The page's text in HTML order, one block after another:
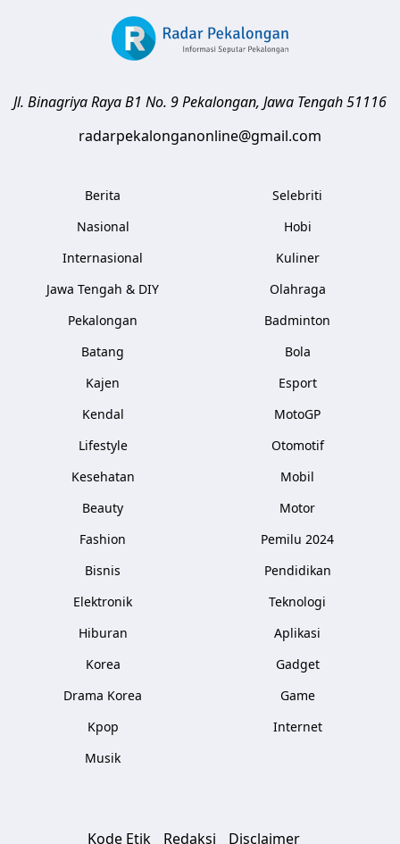
Jl. Binagriya Raya B1 No. 9Pekalongan, Jawa Tengah51116
radarpekalonganonline@gmail.com
Berita
Nasional
Internasional
Jawa Tengah & DIY
Pekalongan
Batang
Kajen
Kendal
Lifestyle
Kesehatan
Beauty
Fashion
Bisnis
Elektronik
Hiburan
Korea
Drama Korea
Kpop
Musik
Selebriti
Hobi
Kuliner
Olahraga
Badminton
Bola
Esport
MotoGP
Otomotif
Mobil
Motor
Pemilu 2024
Pendidikan
Teknologi
Aplikasi
Gadget
Game
Internet
Kode Etik Redaksi Disclaimer